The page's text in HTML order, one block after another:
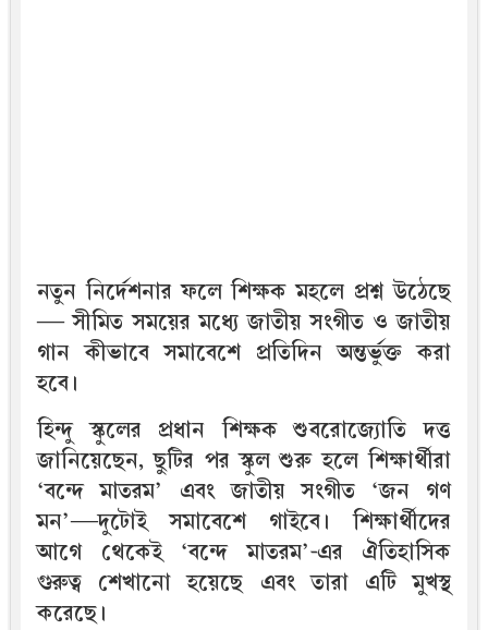
নতুন নির্দেশনার ফলে শিক্ষক মহলে প্রশ্ন উঠেছে
— সীমিত সময়ের মধ্যে জাতীয় সংগীত ও জাতীয়
গান কীভাবে সমাবেশে প্রতিদিন অন্তর্ভুক্ত করা
হবে।
হিন্দু স্কুলের প্রধান শিক্ষক শুবরোজ্যোতি দত্ত
জানিয়েছেন, ছুটির পর স্কুল শুরু হলে শিক্ষার্থীরা
‘বন্দে মাতরম’ এবং জাতীয় সংগীত ‘জন গণ
মন’—দুটোই সমাবেশে গাইবে। শিক্ষার্থীদের
আগে থেকেই ‘বন্দে মাতরম’-এর ঐতিহাসিক
গুরুত্ব শেখানো হয়েছে এবং তারা এটি মুখস্থ
করেছে।